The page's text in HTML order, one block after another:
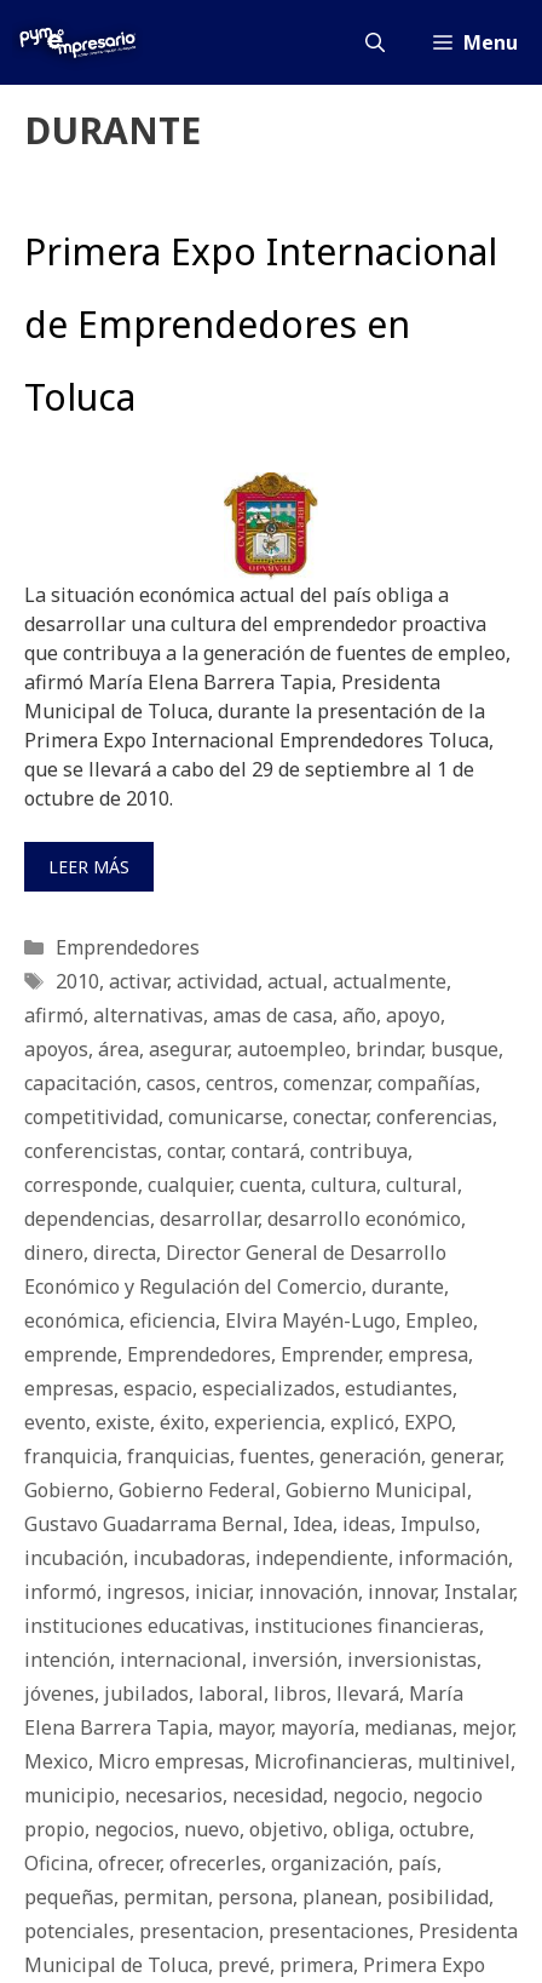
Menu
DURANTE
Primera Expo Internacional
de Emprendedores en
Toluca
La situación económica actual del país obliga a
desarrollar una cultura del emprendedor proactiva
que contribuya a la generación de fuentes de empleo,
afirmó María Elena Barrera Tapia, Presidenta
Municipal de Toluca, durante la presentación de la
Primera Expo Internacional Emprendedores Toluca,
que se llevará a cabo del 29 de septiembre al 1 de
octubre de 2010.
LEER MÁS
Categorías
Emprendedores
Etiquetas
2010, activar, actividad, actual, actualmente,
afirmó, alternativas, amas de casa, año, apoyo,
apoyos, área, asegurar, autoempleo, brindar, busque,
capacitación, casos, centros, comenzar, compañías,
competitividad, comunicarse, conectar, conferencias,
conferencistas, contar, contará, contribuya,
corresponde, cualquier, cuenta, cultura, cultural,
dependencias, desarrollar, desarrollo económico,
dinero, directa, Director General de Desarrollo
Económico y Regulación del Comercio, durante,
económica, eficiencia, Elvira Mayén-Lugo, Empleo,
emprende, Emprendedores, Emprender, empresa,
empresas, espacio, especializados, estudiantes,
evento, existe, éxito, experiencia, explicó, EXPO,
franquicia, franquicias, fuentes, generación, generar,
Gobierno, Gobierno Federal, Gobierno Municipal,
Gustavo Guadarrama Bernal, Idea, ideas, Impulso,
incubación, incubadoras, independiente, información,
informó, ingresos, iniciar, innovación, innovar, Instalar,
instituciones educativas, instituciones financieras,
intención, internacional, inversión, inversionistas,
jóvenes, jubilados, laboral, libros, llevará, María
Elena Barrera Tapia, mayor, mayoría, medianas, mejor,
Mexico, Micro empresas, Microfinancieras, multinivel,
municipio, necesarios, necesidad, negocio, negocio
propio, negocios, nuevo, objetivo, obliga, octubre,
Oficina, ofrecer, ofrecerles, organización, país,
pequeñas, permitan, persona, planean, posibilidad,
potenciales, presentacion, presentaciones, Presidenta
Municipal de Toluca, prevé, primera, Primera Expo